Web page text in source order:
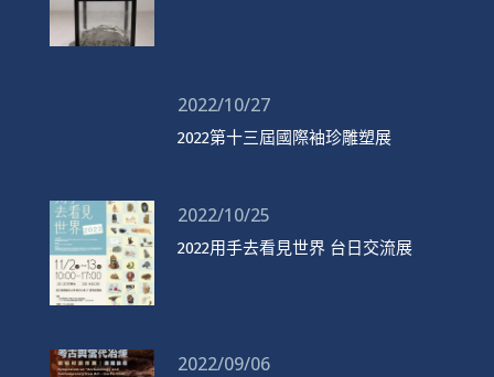
2022/10/27
2022第十三屆國際袖珍雕塑展
2022/10/25
2022用手去看見世界 台日交流展
2022/09/06